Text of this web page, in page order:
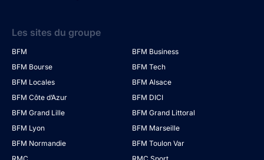
Les sites du groupe
BFM
BFM Business
BFM Bourse
BFM Tech
BFM Locales
BFM Alsace
BFM Côte d’Azur
BFM DICI
BFM Grand Lille
BFM Grand Littoral
BFM Lyon
BFM Marseille
BFM Normandie
BFM Toulon Var